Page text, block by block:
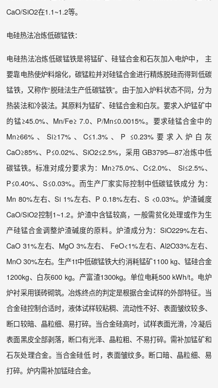
CaO/SiO2在1.1~1.2等。
电硅热法冶炼低碳锰铁：
电硅热法冶炼低碳锰铁是将锰矿、硅锰合金和石灰加入电炉中， 主
要靠电热使炉料熔化，碳锰粒并对硅锰合金进行精炼脱硅而得到低碳
锰铁，又称作“脱硅法生产低碳锰铁”。由于加入炉料状态不同，分为
热装法和冷装法。其原料为锰矿、硅锰合金和白灰。要求入炉锰矿中
的锰≥45.0%、Mn/Fe≥ 7.0、P/Mn≤0.0015%。要求硅锰合金中的
Mn≥66%、Si≥17%、C≤1.3%、P ≤0.23%要求入炉白灰
CaO≥85%、P≤0.02%、SiO2≤2.5%，采用 GB3795—87冶炼中低
碳锰铁。标准对成分要求为：Mn≥75.0%、C≤2.0%、 Si≤2.5%、
P≤0.40%、S≤0.03%。而生产厂家实际控制中低碳锰铁成分 为：
Mn 80%左右、Si 1%左右、P 0.18%左右、S <0.03%。炉渣碱度
CaO/SiO2控制1~1.2。炉渣中含锰较高，一般需贫化处理或作为生
产硅锰合金调整炉渣碱度的原料。炉渣成分为：SiO229%左右、
CaO 31%左右、MgO 3%左右、 FeO<1%左右、Al2O33%左右、
MnO 30%左右。生产1t中低碳锰铁大约消耗锰矿1100 kg、锰硅合金
1200kg、白灰600 kg。产富渣1300kg。单位电耗500 kWh/t。电炉
炉衬采用镁砖砌筑。冶炼终点的判定是根据合金试样的外部特征。当
合金硅控制合适时，液体试样较粘稠、流动性不好、表面皱纹较多、
断口较暗、晶粒细、易打碎。当合金硅高时，试样表面光滑，冷凝后
表面黑皮全部剥落，断口有光泽、晶粒粗、不易打碎。需补加锰矿和
石灰处理合金。当合金硅低 时，表面皱纹多。断口暗、晶粒细、易
打碎。炉内需补加锰硅合金。